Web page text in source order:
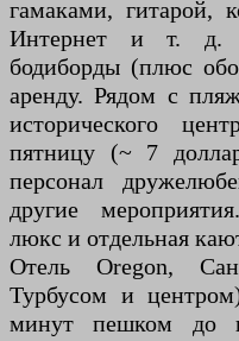
гамаками, гитарой,
Интернет и т. д.
бодиборды (плюс
аренду. Рядом с
исторического
пятницу (~ 7
персонал
другие
люкс и отдельная
Отель Oregon,
Турбусом и
минут пешком до